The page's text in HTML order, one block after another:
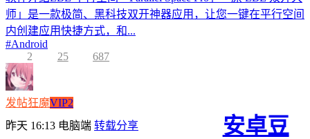
师」是一款极简、黑科技双开神器应用，让您一键在平行空间
内创建应用快捷方式，和...
#Android
2
25 687
发帖狂魔VIP2
昨天 16:13 电脑端 转载分享
安卓豆